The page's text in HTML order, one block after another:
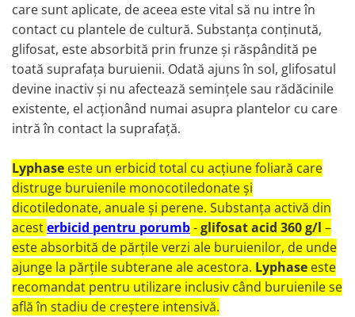
care sunt aplicate, de aceea este vital să nu intre în
contact cu plantele de cultură. Substanța conținută,
glifosat, este absorbită prin frunze și răspândită pe
toată suprafața buruienii. Odată ajuns în sol, glifosatul
devine inactiv și nu afectează semințele sau rădăcinile
existente, el acționând numai asupra plantelor cu care
intră în contact la suprafață.
Lyphase este un erbicid total cu acțiune foliară care
distruge buruienile monocotiledonate și
dicotiledonate, anuale și perene. Substanța activă din
acesterbicid pentru porumb-glifosat acid 360 g/l –
este absorbită de părțile verzi ale buruienilor, de unde
ajunge la părțile subterane ale acestora. Lyphase este
recomandat pentru utilizare inclusiv când buruienile se
află în stadiu de creștere intensivă.